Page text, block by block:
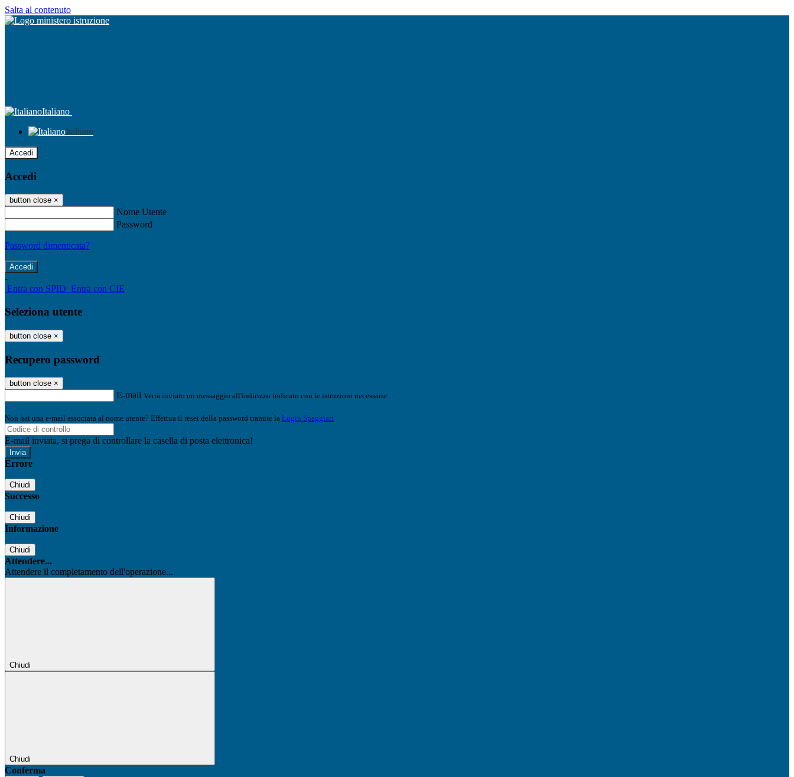
Salta al contenuto
Italiano
Italiano
Accedi
Accedi
button close ×
Nome Utente
Password
Password dimenticata?
-
Entra con SPID Entra con CIE
Seleziona utente
button close ×
Recupero password
button close ×
E-mail Verrà inviato un messaggio all'indirizzo indicato con le istruzioni necessarie.
Non hai una e-mail associata al nome utente? Effettua il reset della password tramite la Login Spaggiari
E-mail inviata, si prega di controllare la casella di posta elettronica!
Errore
Chiudi
Successo
Chiudi
Informazione
Chiudi
Attendere...
Attendere il completamento dell'operazione...
Chiudi
Chiudi
Conferma